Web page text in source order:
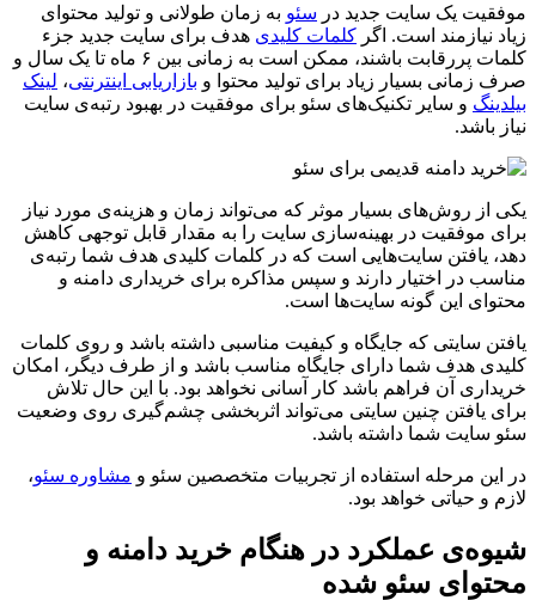
موفقیت یک سایت جدید در سئو به زمان طولانی و تولید محتوای
زیاد نیازمند است. اگر کلمات کلیدی هدف برای سایت جدید جزء
کلمات پررقابت باشند، ممکن است به زمانی بین ۶ ماه تا یک سال و
صرف زمانی بسیار زیاد برای تولید محتوا و بازاریابی اینترنتی، لینک
بیلدینگ و سایر تکنیک‌های سئو برای موفقیت در بهبود رتبه‌ی سایت
نیاز باشد.
یکی از روش‌های بسیار موثر که می‌تواند زمان و هزینه‌ی مورد نیاز
برای موفقیت در بهینه‌سازی سایت را به مقدار قابل توجهی کاهش
دهد، یافتن سایت‌هایی است که در کلمات کلیدی هدف شما رتبه‌ی
مناسب در اختیار دارند و سپس مذاکره برای خریداری دامنه و
محتوای این گونه سایت‌ها است.
یافتن سایتی که جایگاه و کیفیت مناسبی داشته باشد و روی کلمات
کلیدی هدف شما دارای جایگاه مناسب باشد و از طرف دیگر، امکان
خریداری آن فراهم باشد کار آسانی نخواهد بود. با این حال تلاش
برای یافتن چنین سایتی می‌تواند اثربخشی چشم‌گیری روی وضعیت
سئو سایت شما داشته باشد.
در این مرحله استفاده از تجربیات متخصصین سئو و مشاوره سئو،
لازم و حیاتی خواهد بود.
شیوه‌ی عملکرد در هنگام خرید دامنه و
محتوای سئو شده